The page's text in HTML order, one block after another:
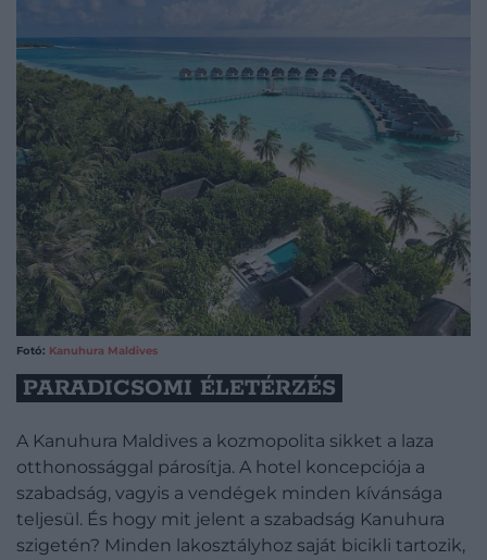
Fotó: Kanuhura Maldives
PARADICSOMI ÉLETÉRZÉS
A Kanuhura Maldives a kozmopolita sikket a laza
otthonossággal párosítja. A hotel koncepciója a
szabadság, vagyis a vendégek minden kívánsága
teljesül. És hogy mit jelent a szabadság Kanuhura
szigetén? Minden lakosztályhoz saját bicikli tartozik,